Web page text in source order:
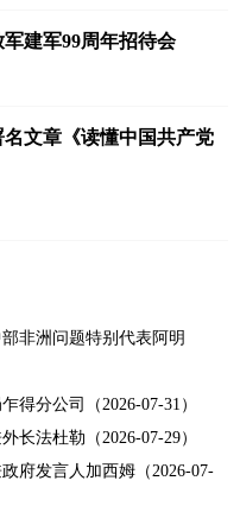
建军99周年招待会
文章《读懂中国共产党
非洲问题特别代表阿明
得分公司（2026-07-31）
长法杜勒（2026-07-29）
府发言人加西姆（2026-07-